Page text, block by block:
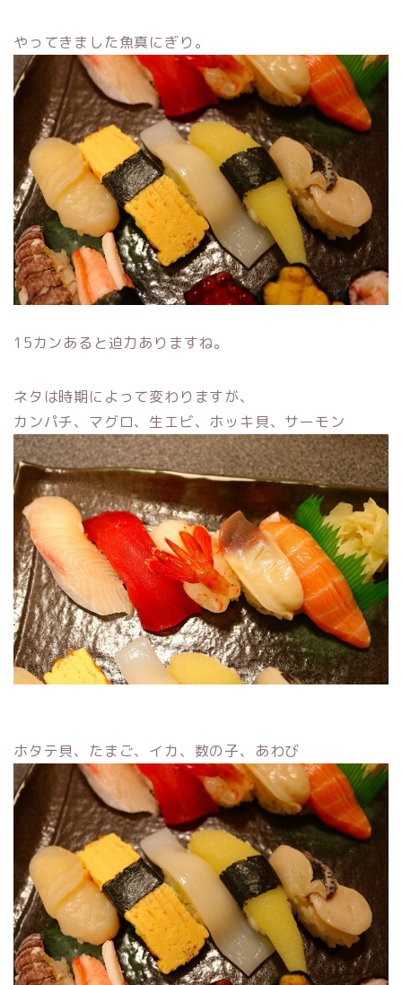
やってきました魚真にぎり。
15カンあると迫力ありますね。
ネタは時期によって変わりますが、
カンパチ、マグロ、生エビ、ホッキ貝、サーモン
ホタテ貝、たまご、イカ、数の子、あわび